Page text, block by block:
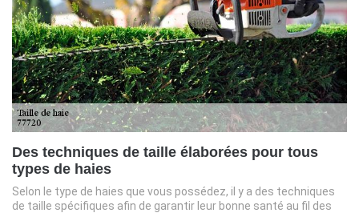
Des techniques de taille élaborées pour tous
types de haies
Selon le type de haies que vous possédez, il y a des techniques
de taille spécifiques afin de garantir leur bonne santé au fil des